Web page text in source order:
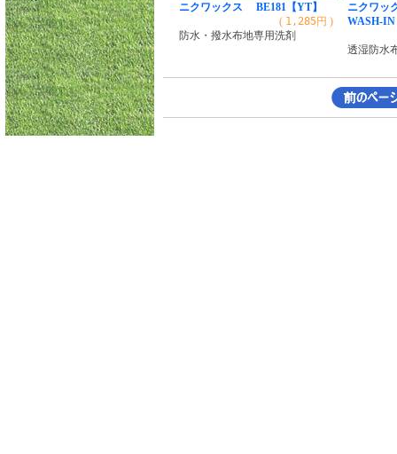
ニクワックス BE181【YT】
( 1,285円 )
防水・撥水布地専用洗剤
ニクワッ
WASH-IN
透湿防水